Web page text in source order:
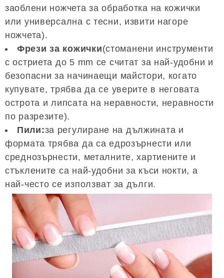
заоблени ножчета за обработка на кожички
или универсална с тесни, извити нагоре
ножчета).
Фрези за кожички(стоманени инструменти
с остриета до 5 mm се считат за най-удобни и
безопасни за начинаещи майстори, когато
купувате, трябва да се уверите в неговата
острота и липсата на неравности, неравности
по разрезите).
Пили:за регулиране на дължината и
формата трябва да са едрозърнести или
среднозърнести, металните, хартиените и
стъклените са най-удобни за къси нокти, а
най-често се използват за дълги.